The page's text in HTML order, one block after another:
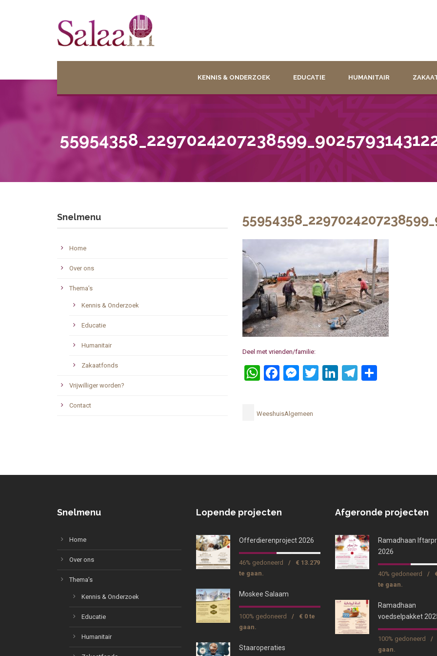
KENNIS & ONDERZOEK EDUCATIE HUMANITAIR
Deel met vrienden/familie:
WhatsApp
Facebook
Messenger
Twitter
LinkedIn
Telegram
WeeshuisAlgemeen
Snelmenu
Home
Over ons
Thema’s
Kennis & Onderzoek
Educatie
Humanitair
Zakaatfonds
Vrijwilliger worden?
Contact
Snelmenu
Home
Over ons
Thema’s
Kennis & Onderzoek
Educatie
Humanitair
Lopende projecten
Offerdierenproject 2026
46% gedoneerd /
€ 13.279
te gaan.
Moskee Salaam
100% gedoneerd /
€ 0 te
gaan.
Staaroperaties
Afgeronde projecten
Ramadhaan
2026
40% gedoneerd /
te gaan.
Ramadhaan
voedselpakket
100% gedoneerd /
gaan.